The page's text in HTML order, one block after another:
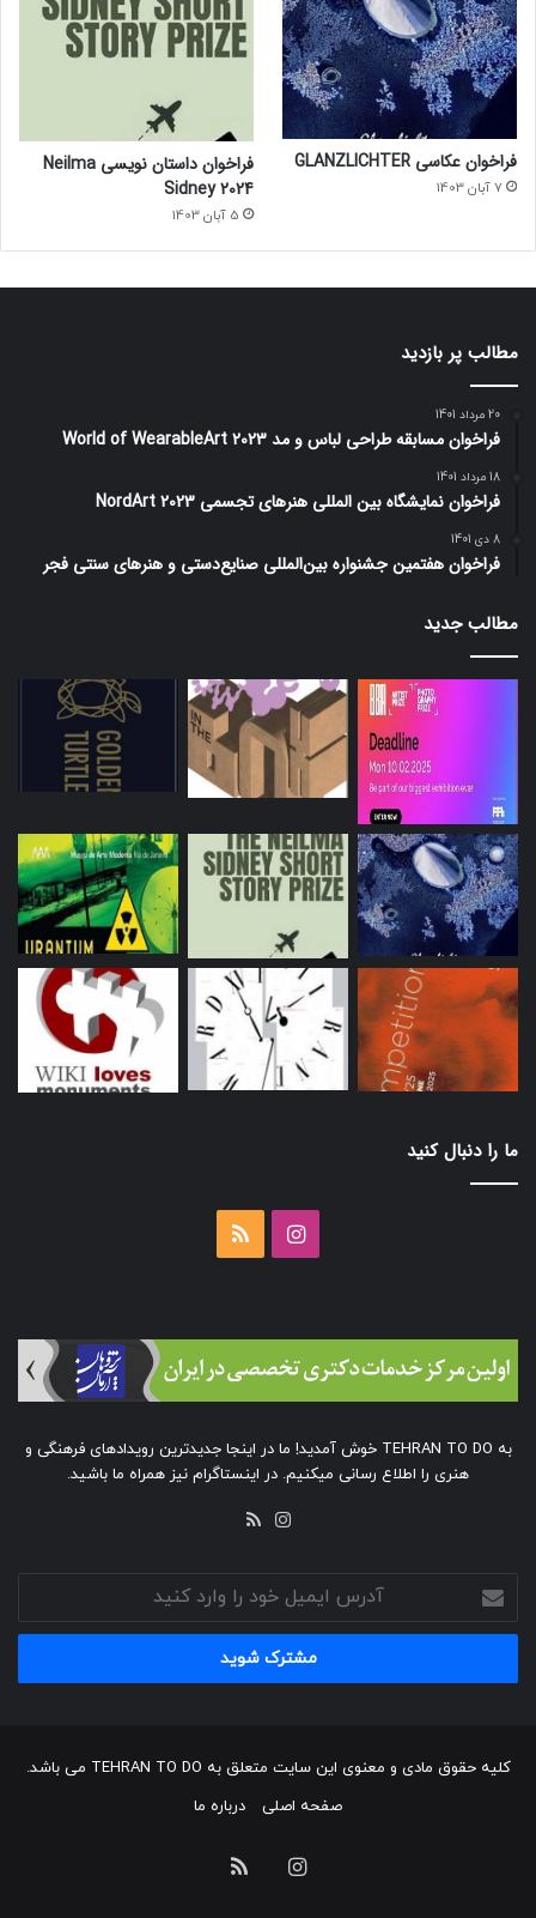
فراخوان عکاسی GLANZLICHTER
7 آبان 1403
فراخوان داستان نویسی Neilma
Sidney 2024
5 آبان 1403
مطالب پر بازدید
20 مرداد 1401
فراخوان مسابقه طراحی لباس و مد World of WearableArt 2023
18 مرداد 1401
فراخوان نمایشگاه بین المللی هنرهای تجسمی NordArt 2023
8 دی 1401
فراخوان هفتمین جشنواره بین‌المللی صنایع‌دستی و هنرهای سنتی فجر
مطالب جدید
ما را دنبال کنید
اینستاگرام
به TEHRAN TO DO خوش آمدید! ما در اینجا جدیدترین رویدادهای فرهنگی و
هنری را اطلاع رسانی میکنیم. در اینستاگرام نیز همراه ما باشید.
اینستاگرام
آدرس
ایمیل
خود
وارد
کلیه حقوق مادی و معنوی این سایت متعلق به TEHRAN TO DO می باشد.
صفحه اصلی
درباره ما
اینستاگرام